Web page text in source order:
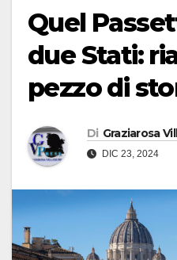
Quel
due Stati:
pezzo di
Di Graziarosa
DIC 23, 2024